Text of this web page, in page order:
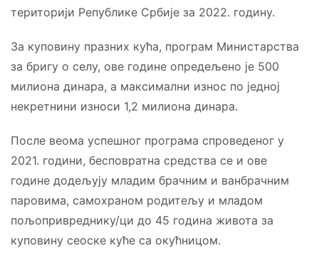
територији Републике Србије за 2022. годину.
За куповину празних кућа, програм Министарства
за бригу о селу, ове године опредељено је 500
милиона динара, а максимални износ по једној
некретнини износи 1,2 милиона динара.
После веома успешног програма спроведеног у
2021. години, бесповратна средства се и ове
године додељују младим брачним и ванбрачним
паровима, самохраном родитељу и младом
пољопривреднику/ци до 45 година живота за
куповину сеоске куће са окућницом.